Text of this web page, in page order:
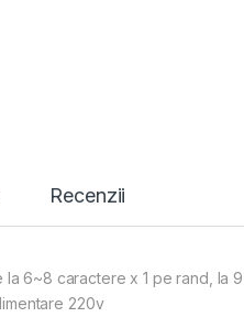
Recenzii
la 6~8 caractere x 1 pe rand, la
220v